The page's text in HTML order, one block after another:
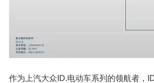
作为上汽大众ID.电动车系列的领航者，